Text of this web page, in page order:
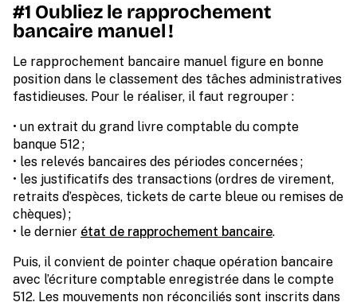
#1 Oubliez le rapprochement
bancaire manuel !
Le rapprochement bancaire manuel figure en bonne
position dans le classement des tâches administratives
fastidieuses. Pour le réaliser, il faut regrouper :
• un extrait du grand livre comptable du compte
banque 512 ;
• les relevés bancaires des périodes concernées ;
• les justificatifs des transactions (ordres de virement,
retraits d’espèces, tickets de carte bleue ou remises de
chèques) ;
• le dernier état de rapprochement bancaire.
Puis, il convient de pointer chaque opération bancaire
avec l’écriture comptable enregistrée dans le compte
512. Les mouvements non réconciliés sont inscrits dans